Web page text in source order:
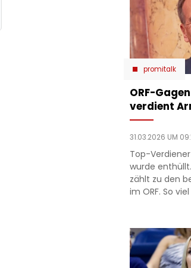
promitalk
ORF-
verdient
31.03.2026 UM
Top-
wurde
zählt zu den
im ORF. So